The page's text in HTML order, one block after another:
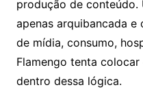
produção de conteúdo.
apenas arquibancada e
de mídia, consumo,
Flamengo tenta
dentro dessa lógica.